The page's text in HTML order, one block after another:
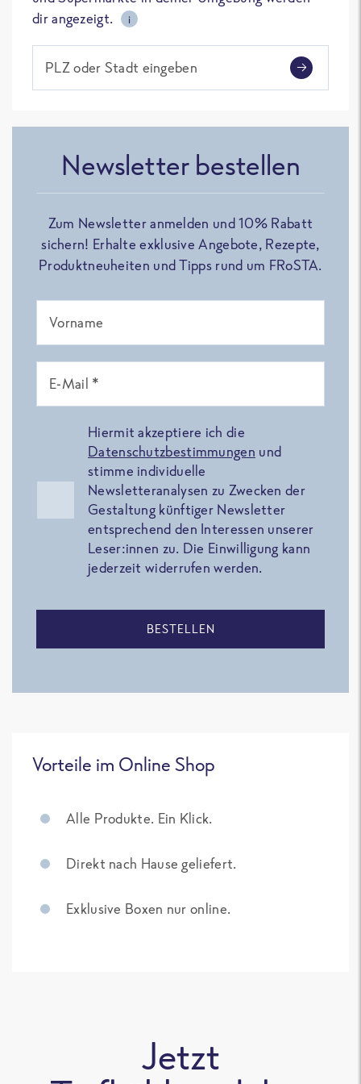
dir angezeigt.
i
PLZ oder Stadt eingeben
Newsletter bestellen
Zum Newsletter anmelden und 10% Rabatt
sichern! Erhalte exklusive Angebote, Rezepte,
Produktneuheiten und Tipps rund um FRoSTA.
Vorname
E-Mail *
Hiermit akzeptiere ich die
Datenschutzbestimmungen und
stimme individuelle
Newsletteranalysen zu Zwecken der
Gestaltung künftiger Newsletter
entsprechend den Interessen unserer
Leser:innen zu. Die Einwilligung kann
jederzeit widerrufen werden.
BESTELLEN
Vorteile im Online Shop
Alle Produkte. Ein Klick.
Direkt nach Hause geliefert.
Exklusive Boxen nur online.
Jetzt